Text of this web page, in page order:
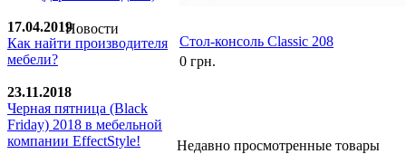
Новости
17.04.2019
Как найти производителя
мебели?
23.11.2018
Черная пятница (Black
Friday) 2018 в мебельной
компании EffectStyle!
Стол-консоль Classic 208
0 грн.
Недавно просмотренные товары